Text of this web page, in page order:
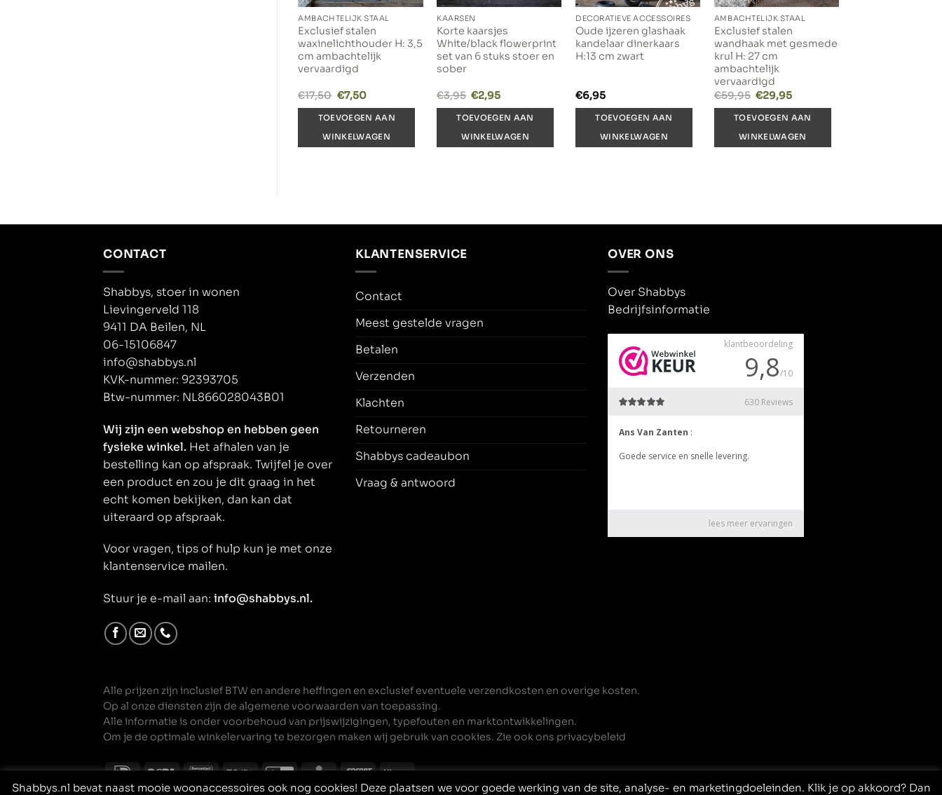
AMBACHTELIJK STAAL
Exclusief stalen
waxinelichthouder H: 3,5
cm ambachtelijk
vervaardigd
€17,50 Oorspronkelijke
prijs
was:
€17,50.
€7,50Huidige
is:
€7,50.
TOEVOEGEN AAN
WINKELWAGEN
KAARSEN
Korte kaarsjes
White/black flowerprint
set van 6 stuks stoer en
sober
€3,95 Oorspronkelijke
prijs
was:
€3,95.
€2,95Huidige
is:
€2,95.
TOEVOEGEN AAN
WINKELWAGEN
DECORATIEVE ACCESSOIRES
Oude ijzeren glashaak
kandelaar dinerkaars
H:13 cm zwart
€6,95
TOEVOEGEN AAN
WINKELWAGEN
AMBACHTELIJK STAAL
Exclusief stalen
wandhaak met gesmede
krul H: 27 cm
ambachtelijk
vervaardigd
€59,95 Oorspronkelijke
prijs
was:
€59,95.
€29,95Huidige
is:
€29,95.
TOEVOEGEN AAN
WINKELWAGEN
CONTACT
Shabbys, stoer in wonen
Lievingerveld 118
9411 DA Beilen, NL
06-15106847
info@shabbys.nl
KVK-nummer: 92393705
Btw-nummer: NL866028043B01
Wij zijn een webshop en hebben geen
fysieke winkel. Het afhalen van je
bestelling kan op afspraak. Twijfel je over
een product en zou je dit graag in het
echt komen bekijken, dan kan dat
uiteraard op afspraak.
Voor vragen, tips of hulp kun je met onze
klantenservice mailen.
Stuur je e-mail aan: info@shabbys.nl.
KLANTENSERVICE
Contact
Meest gestelde vragen
Betalen
Verzenden
Klachten
Retourneren
Shabbys cadeaubon
Vraag & antwoord
OVER ONS
Over Shabbys
Bedrijfsinformatie
Alle prijzen zijn inclusief BTW en andere heffingen en exclusief eventuele verzendkosten en overige kosten.
Op al onze diensten zijn de algemene voorwaarden van toepassing.
Alle informatie is onder voorbehoud van prijswijzigingen, typefouten en marktontwikkelingen.
Om je de optimale winkelervaring te bezorgen maken wij gebruik van cookies. Zie ook ons privacybeleid
Shabbys.nl bevat naast mooie woonaccessoires ook nog cookies! Deze plaatsen we voor goede werking van de site, analyse- en marketingdoeleinden. Klik je op akkoord? Dan